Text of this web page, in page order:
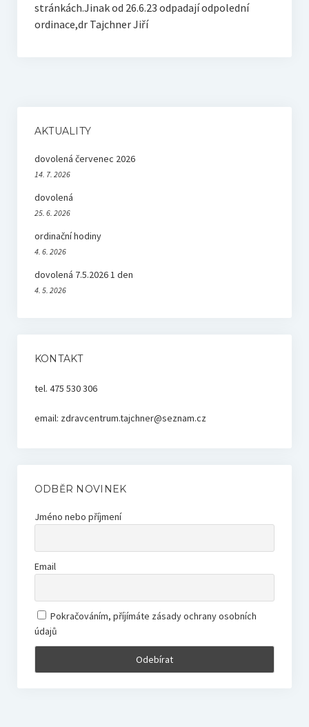
stránkách.Jinak od 26.6.23 odpadají odpolední
ordinace,dr Tajchner Jiří
AKTUALITY
dovolená červenec 2026
14. 7. 2026
dovolená
25. 6. 2026
ordinační hodiny
4. 6. 2026
dovolená 7.5.2026 1 den
4. 5. 2026
KONTAKT
tel. 475 530 306
email: zdravcentrum.tajchner@seznam.cz
ODBĚR NOVINEK
Jméno nebo příjmení
Email
Pokračováním, příjímáte zásady ochrany osobních
údajů